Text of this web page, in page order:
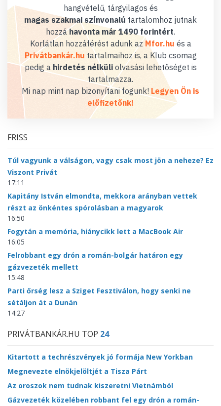
hangvételű, tárgyilagos és
magas szakmai színvonalú tartalomhoz jutnak
hozzáhavonta már 1490 forintért.
Korlátlan hozzáférést adunk az Mfor.hu és a
Privátbankár.hu tartalmaihoz is, a Klub csomag
pedig a hirdetés nélküliolvasási lehetőséget is
tartalmazza.
Mi nap mint nap bizonyítani fogunk! Legyen Ön is
előfizetőnk!
FRISS
Túl vagyunk a válságon, vagy csak most jön a neheze? Ez
Viszont Privát
17:11
Kapitány István elmondta, mekkora arányban vettek
részt az önkéntes spórolásban a magyarok
16:50
Fogytán a memória, hiánycikk lett a MacBook Air
16:05
Felrobbant egy drón a román-bolgár határon egy
gázvezeték mellett
15:48
Parti őrség lesz a Sziget Fesztiválon, hogy senki ne
sétáljon át a Dunán
14:27
PRIVÁTBANKÁR.HU TOP 24
Kitartott a techrészvények jó formája New Yorkban
Megnevezte elnökjelöltjét a Tisza Párt
Az oroszok nem tudnak kiszeretni Vietnámból
Gázvezeték közelében robbant fel egy drón a román-